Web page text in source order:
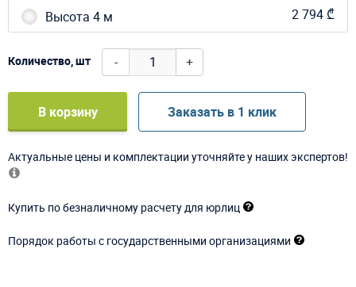
Высота 4 м 2 794 ₾
Количество, шт - +
В корзину Заказать в 1 клик
Актуальные цены и комплектации уточняйте у наших экспертов!
Купить по безналичному расчету для юрлиц
Порядок работы с государственными организациями